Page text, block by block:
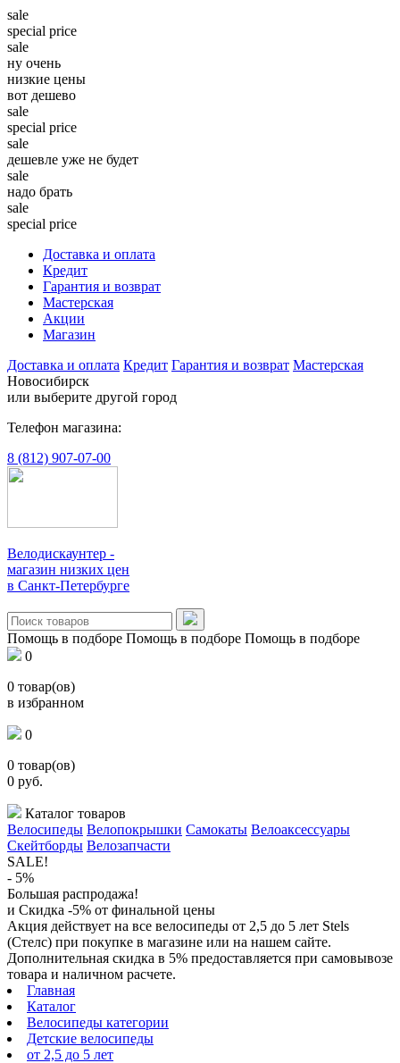
sale
special price
sale
ну очень
низкие цены
вот дешево
sale
special price
sale
дешевле уже не будет
sale
надо брать
sale
special price
Доставка и оплата
Кредит
Гарантия и возврат
Мастерская
Акции
Магазин
Доставка и оплата Кредит Гарантия и возврат Мастерская
Новосибирск
или выберите другой город
Телефон магазина:
8 (812) 907-07-00
Велодискаунтер -
магазин низких цен
в Санкт-Петербурге
Помощь в подборе Помощь в подборе Помощь в подборе
0
0 товар(ов)
в избранном
0
0 товар(ов)
0 руб.
Каталог товаров
Велосипеды Велопокрышки Самокаты Велоаксессуары
Скейтборды Велозапчасти
SALE!
- 5%
Большая распродажа!
и Скидка -5% от финальной цены
Акция действует на все велосипеды от 2,5 до 5 лет Stels
(Стелс) при покупке в магазине или на нашем сайте.
Дополнительная скидка в 5% предоставляется при самовывозе
товара и наличном расчете.
Главная
Каталог
Велосипеды категории
Детские велосипеды
от 2,5 до 5 лет